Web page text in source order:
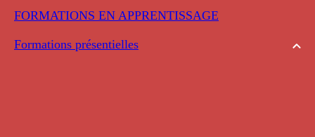
FORMATIONS EN APPRENTISSAGE
Formations présentielles